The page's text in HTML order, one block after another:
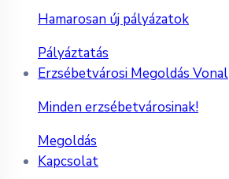
Hamarosan új pályázatok
Pályáztatás
Erzsébetvárosi Megoldás Vonal
Minden erzsébetvárosinak!
Megoldás
Kapcsolat